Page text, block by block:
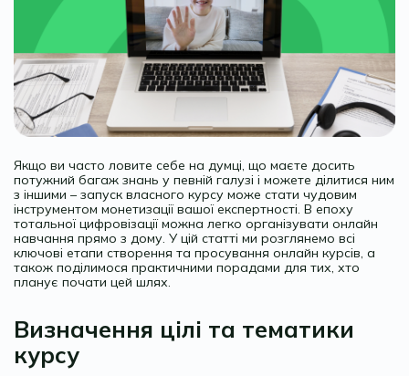
Якщо ви часто ловите себе на думці, що маєте досить
потужний багаж знань у певній галузі і можете ділитися ним
з іншими – запуск власного курсу може стати чудовим
інструментом монетизації вашої експертності. В епоху
тотальної цифровізації можна легко організувати онлайн
навчання прямо з дому. У цій статті ми розглянемо всі
ключові етапи створення та просування онлайн курсів, а
також поділимося практичними порадами для тих, хто
планує почати цей шлях.
Визначення цілі та тематики
курсу